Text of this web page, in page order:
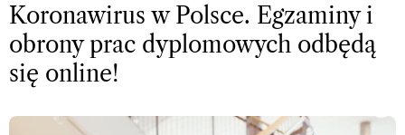
Koronawirus w Polsce. Egzaminy i
obrony prac dyplomowych odbędą
się online!